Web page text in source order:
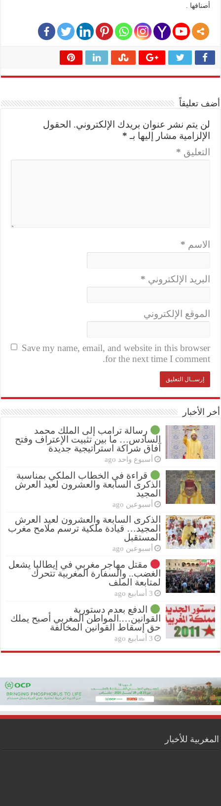
أصنافها .
أضف تعليقاً
لن يتم نشر عنوان بريدك الإلكتروني.
الحقول
الإلزامية مشار إليها بـ *
التعليق *
الاسم *
البريد الإلكتروني *
الموقع الإلكتروني
Save my name, email, and website in this browser
for the next time I comment.
أخر الأخبار
رسالة ترامب إلى الملك محمد
السادس… ما بين تثبيت الإعتراف وفتح
آفاق شراكة استراتيجية جديدة
أسبوع واحد ago
قراءة في الخطاب الملكي بمناسبة
الذكرى السابعة والعشرون لعيد العرش
المجيد
أسبوعين ago
الذكرى السابعة والعشرون لعيد العرش
المجيد… قيادة ملكية ترسم ملامح مغرب
المستقبل
أسبوعين ago
مقتل مهاجر مغربي في إيطاليا يشعل
الغضب.. والسفارة المغربية تتحرك
لمتابعة الملف
3 أسابيع ago
الدفع بعدم دستورية
القوانين….المواطن المغربي أصبح يملك
حق إسقاط القوانين المخالفة
3 أسابيع ago
المغربية للأخبار